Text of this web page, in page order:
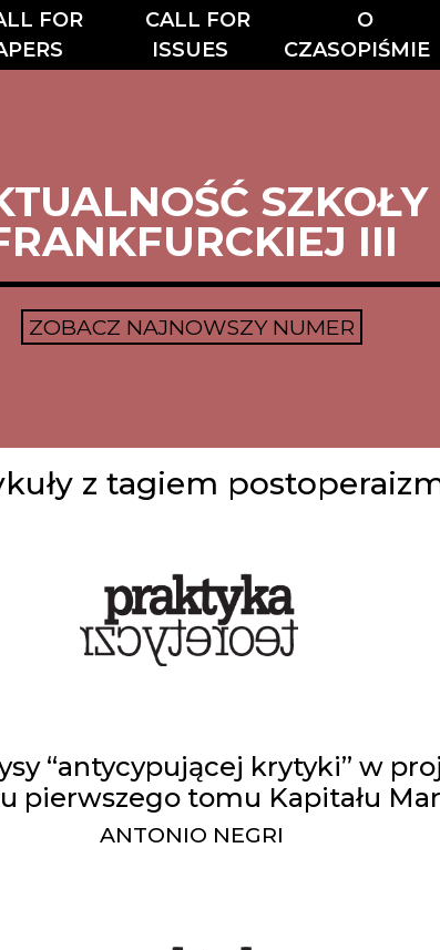
FOR
CALL FOR
ISSUES
O
CZASOPIŚMIE
SZKOŁY
III
ZOBACZ NAJNOWSZY NUMER
z tagiem
“antycypującej krytyki” w
pierwszego tomu Kapitału
ANTONIO NEGRI